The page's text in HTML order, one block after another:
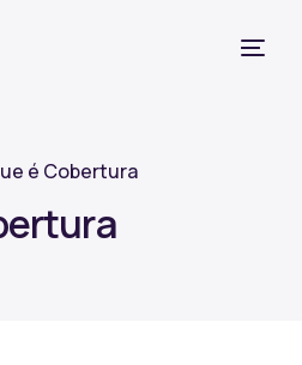
é Cobertura